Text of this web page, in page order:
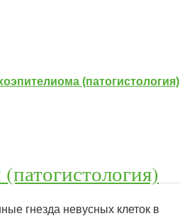
(патогистология)
гнезда невусных клеток в